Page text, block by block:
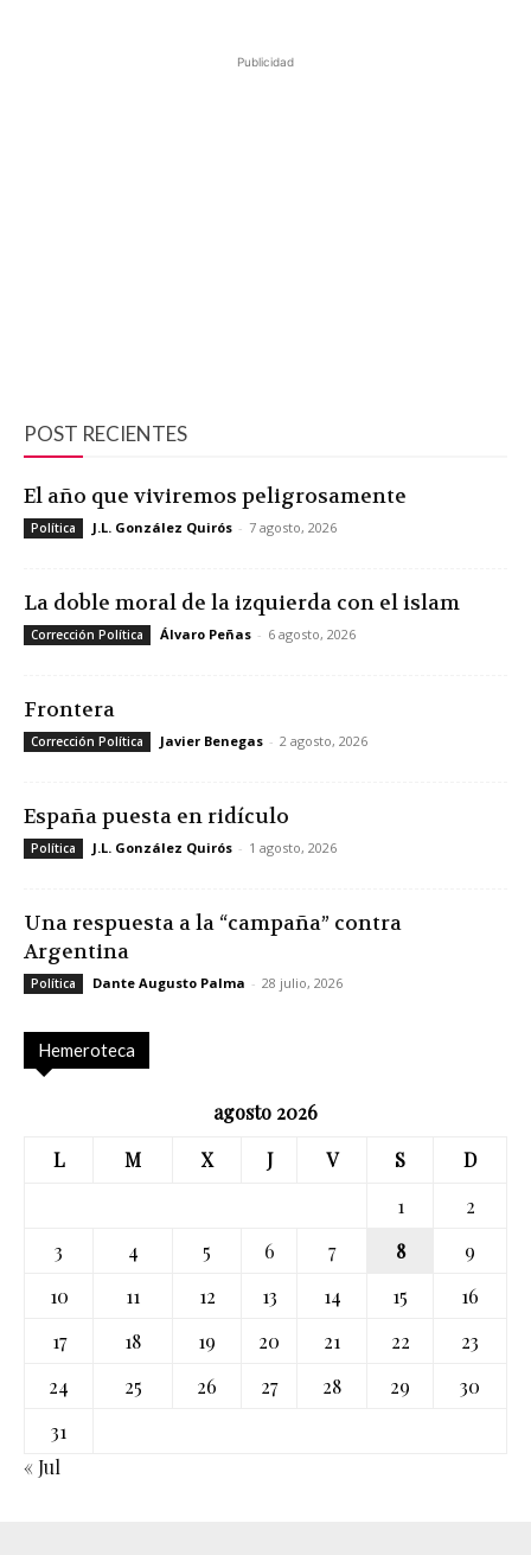
Publicidad
POST RECIENTES
El año que viviremos peligrosamente
Política J.L. González Quirós - 7 agosto, 2026
La doble moral de la izquierda con el islam
Corrección Política Álvaro Peñas - 6 agosto, 2026
Frontera
Corrección Política Javier Benegas - 2 agosto, 2026
España puesta en ridículo
Política J.L. González Quirós - 1 agosto, 2026
Una respuesta a la “campaña” contra
Argentina
Política Dante Augusto Palma - 28 julio, 2026
Hemeroteca
agosto 2026
L
M X J V S
D
1
2
3
4 5 6 7 8
9
10
11 12 13 14 15
16
17
18 19 20 21 22
23
24
25 26 27 28 29
30
31
« Jul